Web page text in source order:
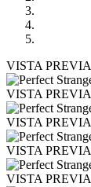
VISTA PREVIA
VISTA PREVIA
VISTA PREVIA
VISTA PREVIA
VISTA PREVIA